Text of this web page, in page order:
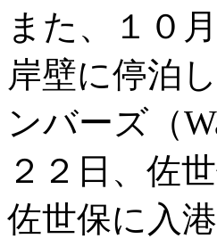
また、１０
岸壁に停泊
ンバーズ（
２２日、佐
佐世保に入